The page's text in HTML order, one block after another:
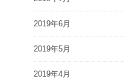
2019年6月
2019年5月
2019年4月